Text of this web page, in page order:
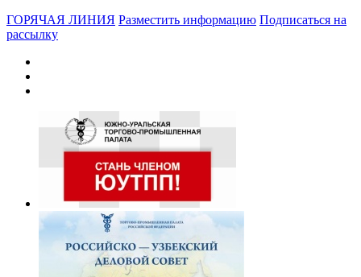
ГОРЯЧАЯ ЛИНИЯ Разместить информацию Подписаться на
рассылку